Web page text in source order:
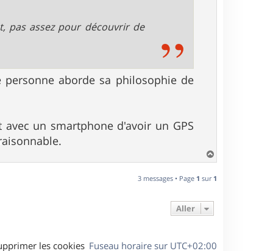
pas assez pour découvrir de
aborde sa philosophie de
un smartphone d'avoir un GPS
a
t
3 messages • Page 1 sur 1
Aller
Fuseau horaire sur UTC+02:00
les cookies